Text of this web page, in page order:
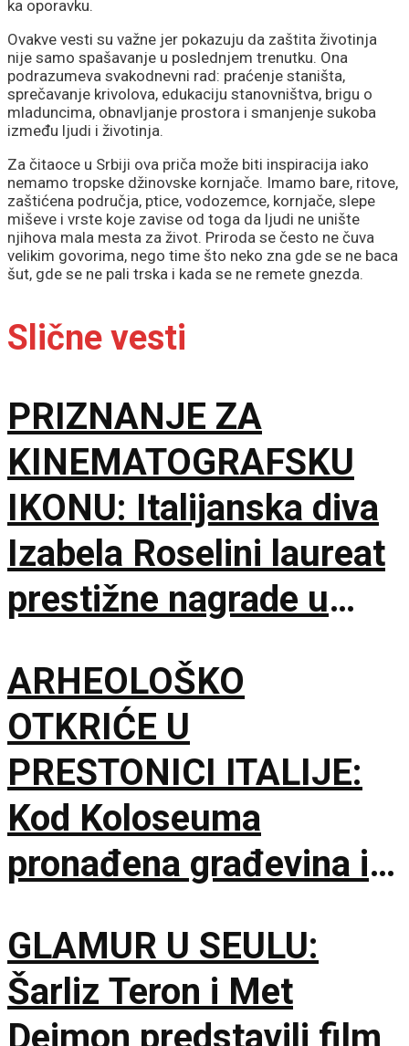
ka oporavku.
Ovakve vesti su važne jer pokazuju da zaštita životinja
nije samo spašavanje u poslednjem trenutku. Ona
podrazumeva svakodnevni rad: praćenje staništa,
sprečavanje krivolova, edukaciju stanovništva, brigu o
mladuncima, obnavljanje prostora i smanjenje sukoba
između ljudi i životinja.
Za čitaoce u Srbiji ova priča može biti inspiracija iako
nemamo tropske džinovske kornjače. Imamo bare, ritove,
zaštićena područja, ptice, vodozemce, kornjače, slepe
miševe i vrste koje zavise od toga da ljudi ne unište
njihova mala mesta za život. Priroda se često ne čuva
velikim govorima, nego time što neko zna gde se ne baca
šut, gde se ne pali trska i kada se ne remete gnezda.
Slične vesti
PRIZNANJE ZA
KINEMATOGRAFSKU
IKONU: Italijanska diva
Izabela Roselini laureat
prestižne nagrade u
ARHEOLOŠKO
OTKRIĆE U
PRESTONICI ITALIJE:
Kod Koloseuma
pronađena građevina iz
mozaicima i freskama
GLAMUR U SEULU:
Šarliz Teron i Met
Dejmon predstavili film